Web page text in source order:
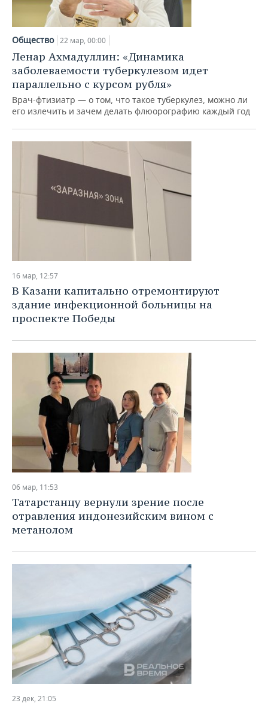
НЕФТЕХИМИЯ
ОПК
ЭНЕРГЕТИКА
РОЗНИЧНАЯ ТОРГОВЛЯ
УСЛУГИ
НОВОСТИ ТЕХНОЛОГИЙ
МЕДИА
ТЕЛЕКОММУНИКАЦИИ
МЕРОПРИЯТИЯ
ВЫЕЗДНАЯ РЕДАКЦИЯ
БИЗНЕС-БРАНЧИ
ONLINE-КОНФЕРЕНЦИИ
ОТКРЫТАЯ ЛЕКЦИЯ
СПОРТ
НОВОСТИ СПОРТА
ФУТБОЛ
ХОККЕЙ
БАСКЕТБОЛ
ВОЛЕЙБОЛ
КИБЕРСПОРТ
ВОДНЫЕ ВИДЫ СПОРТА
ХОККЕЙ С МЯЧОМ
ОБЩЕСТВО
НОВОСТИ ОБЩЕСТВА
ВЛАСТЬ
ИНФРАСТРУКТУРА
ИСТОРИЯ
КУЛЬТУРА
ОБРАЗОВАНИЕ
ПРОИСШЕСТВИЯ
ФОТОГАЛЕРЕЯ
СЮЖЕТЫ
СПРАВОЧНИК
СПИСОК ПЕРСОН
СПИСОК КОМПАНИЙ
ПОЛНАЯ ВЕРСИЯ
Общество 22 мар, 00:00
Ленар Ахмадуллин: «Динамика
заболеваемости туберкулезом идет
параллельно с курсом рубля»
Врач-фтизиатр — о том, что такое туберкулез, можно ли
его излечить и зачем делать флюорографию каждый год
16 мар, 12:57
В Казани капитально отремонтируют
здание инфекционной больницы на
проспекте Победы
06 мар, 11:53
Татарстанцу вернули зрение после
отравления индонезийским вином с
метанолом
23 дек, 21:05